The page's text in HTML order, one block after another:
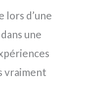
lors d’une
une
vraiment